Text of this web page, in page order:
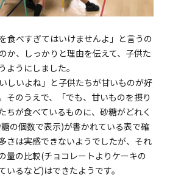
馬車道校
045-222-6467
045-228-9397
食べすぎてはいけませんよ」と言うの
か、しっかりと理由を伝えて、子供た
ようにしました。
しいよね」と子供たちが甘いものが好
そのうえで、「でも、甘いものを摂り
が食べているものに、砂糖がどれく
の個数で表示)が書かれている表で確
さは実感できないようでしたが、それ
量の比較(チョコレートよりケーキの
いるなど)はできたようです。